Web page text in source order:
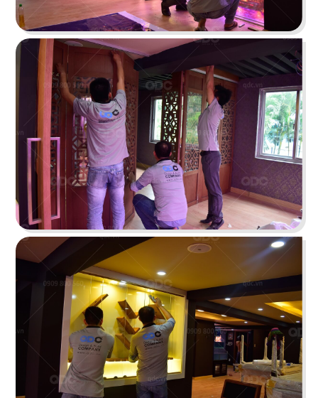
VEE AYY FOOD
Hiện đại, sang trọng với phong cách kiến trúc
hiện đại quốc tế cùng gam màu thương hiệu ấn
tượng
Chi tiết